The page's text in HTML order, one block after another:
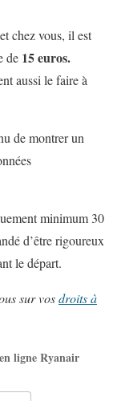
chez vous, il est
de 15 euros.
aussi le faire à
de montrer un
minimum 30
d’être rigoureux
le départ.
sur vosdroits à
ligne Ryanair